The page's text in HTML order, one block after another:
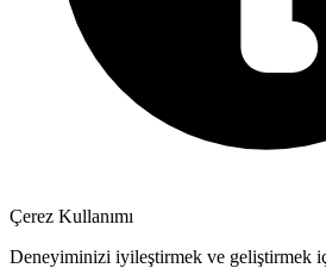
Çerez Kullanımı
Deneyiminizi iyileştirmek ve geliştirmek